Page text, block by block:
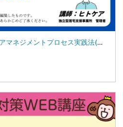
🎥ICTツールを活用したケアマネジメントプロセス実践法(全3回の第3回)